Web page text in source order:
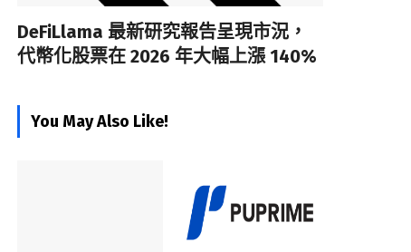
DeFiLlama 最新研究報告呈現市況，
代幣化股票在 2026 年大幅上漲 140%
You May Also Like!